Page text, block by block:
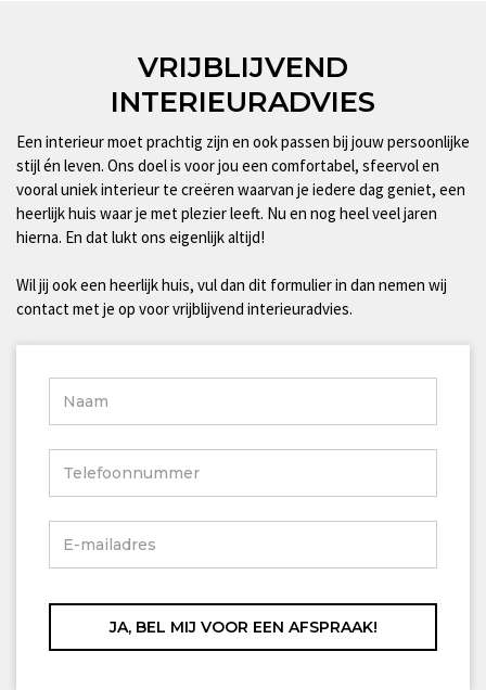
VRIJBLIJVEND
INTERIEURADVIES
Een interieur moet prachtig zijn en ook passen bij jouw persoonlijke
stijl én leven. Ons doel is voor jou een comfortabel, sfeervol en
vooral uniek interieur te creëren waarvan je iedere dag geniet, een
heerlijk huis waar je met plezier leeft. Nu en nog heel veel jaren
hierna. En dat lukt ons eigenlijk altijd!
Wil jij ook een heerlijk huis, vul dan dit formulier in dan nemen wij
contact met je op voor vrijblijvend interieuradvies.